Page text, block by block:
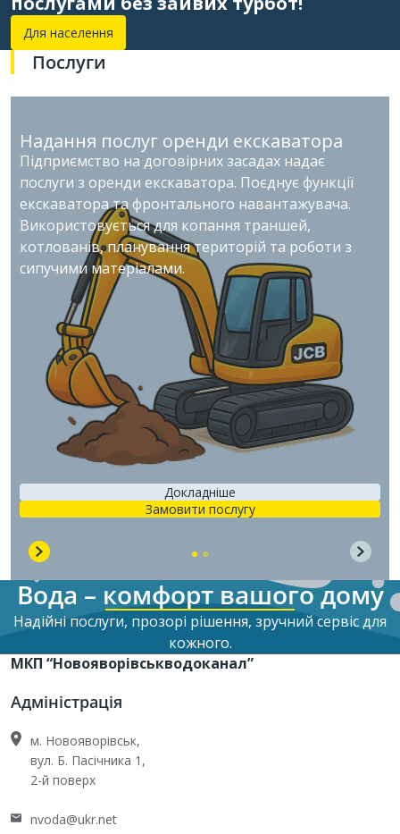
Для населення
Послуги
Надання послуг оренди екскаватора
Підприємство на договірних засадах надає
послуги з оренди екскаватора. Поєднує функції
екскаватора та фронтального навантажувача.
Використовується для копання траншей,
котлованів, планування територій та роботи з
сипучими матеріалами.
Докладніше
Замовити послугу
Вода – комфорт вашого дому
Надійні послуги, прозорі рішення, зручний сервіс для
кожного.
МКП “Новояворівськводоканал”
Адміністрація
м. Новояворівськ,
вул. Б. Пасічника 1,
2-й поверх
nvoda@ukr.net